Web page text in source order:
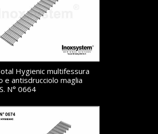
Hygienic multifessura
e antisdrucciolo maglia
N° 0664